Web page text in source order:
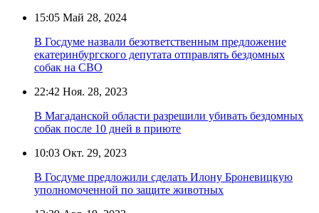
15:05 Май 28, 2024
В Госдуме назвали безответственным предложение
екатеринбургского депутата отправлять бездомных
собак на СВО
22:42 Ноя. 28, 2023
В Магаданской области разрешили убивать бездомных
собак после 10 дней в приюте
10:03 Окт. 29, 2023
В Госдуме предложили сделать Илону Броневицкую
уполномоченной по защите животных